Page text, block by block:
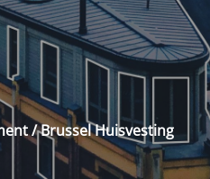
/ Brussel Huisvesting